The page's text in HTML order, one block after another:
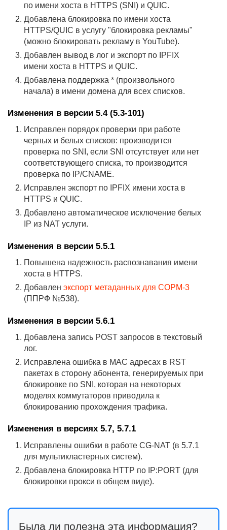
по имени хоста в HTTPS (SNI) и QUIC.
Добавлена блокировка по имени хоста
HTTPS/QUIC в услугу "блокировка рекламы"
(можно блокировать рекламу в YouTube).
Добавлен вывод в лог и экспорт по IPFIX
имени хоста в HTTPS и QUIC.
Добавлена поддержка * (произвольного
начала) в имени домена для всех списков.
Изменения в версии 5.4 (5.3-101)
Исправлен порядок проверки при работе
черных и белых списков: производится
проверка по SNI, если SNI отсутствует или нет
соответствующего списка, то производится
проверка по IP/CNAME.
Исправлен экспорт по IPFIX имени хоста в
HTTPS и QUIС.
Добавлено автоматическое исключение белых
IP из NAT услуги.
Изменения в версии 5.5.1
Повышена надежность распознавания имени
хоста в HTTPS.
Добавлен экcпорт метаданных для СОРМ-3
(ППРФ №538).
Изменения в версии 5.6.1
Добавлена запись POST запросов в текстовый
лог.
Исправлена ошибка в MAC адресах в RST
пакетах в сторону абонента, генерируемых при
блокировке по SNI, которая на некоторых
моделях коммутаторов приводила к
блокированию прохождения трафика.
Изменения в версиях 5.7, 5.7.1
Исправлены ошибки в работе CG-NAT (в 5.7.1
для мультикластерных систем).
Добавлена блокировка HTTP по IP:PORT (для
блокировки прокси в общем виде).
Была ли полезна эта информация?